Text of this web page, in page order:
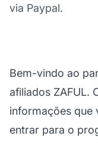
via Paypal.
Bem-vindo ao
afiliados ZAFUL.
informações que
entrar para o